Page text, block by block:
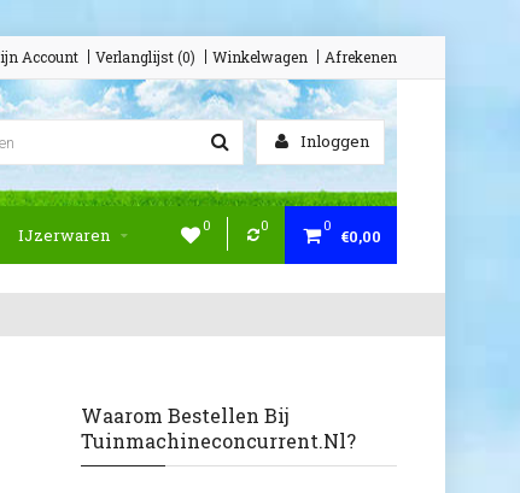
Account Verlanglijst (0) Winkelwagen Afrekenen
Inloggen
0 0 0
€0,00
IJzerwaren
Waarom Bestellen Bij
Tuinmachineconcurrent.nl?